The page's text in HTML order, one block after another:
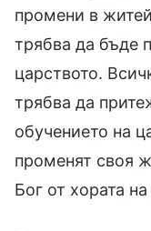
промени в
трябва да бъде
царството.
трябва да
обучението на
променят своя
Бог от хората